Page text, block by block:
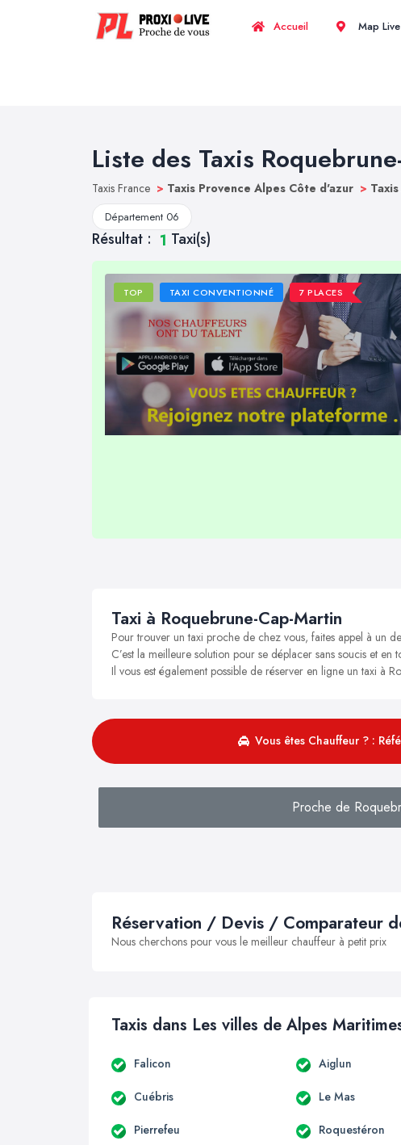
Accueil Map Live
Liste des Taxis
Taxis France > Taxis Provence Alpes Côte d'azur >
Département 06
Résultat : 1 Taxi(s)
TOP TAXI CONVENTIONNÉ 7 PLACES
Taxi à Roquebrune-Cap-Martin
Pour trouver un taxi proche de chez vous, faites appel à un
C’est la meilleure solution pour se déplacer sans soucis et
Il vous est également possible de réserver en ligne un taxi à
Vous êtes Chauffeur ? :
Proche de
Réservation / Devis / Comparateur
Nous cherchons pour vous le meilleur chauffeur à petit prix
Taxis dans Les villes de Alpes
Falicon Aiglun
Cuébris Le Mas
Pierrefeu Roquestéron